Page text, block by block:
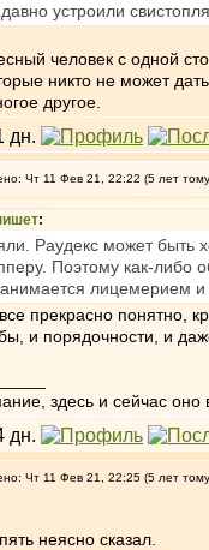
устроили
человек с одной
никто не может
другое.
Чт 11 Фев 21, 22:22 (5 лет
:
Раудекс может быть
Поэтому как-либо
лицемерием и
прекрасно понятно,
и порядочности, и
здесь и сейчас оно
Чт 11 Фев 21, 22:25 (5 лет
неясно сказал.